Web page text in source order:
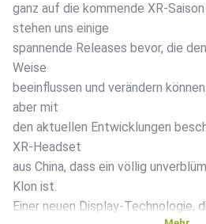
ganz auf die kommende XR-
stehen uns einige
spannende Releases bevor, die
Weise
beeinflussen und verändern
aber mit
den aktuellen Entwicklungen
XR-Headset
aus China, dass ein völlig
Klon ist.
Einer neuen Display-Technologie,